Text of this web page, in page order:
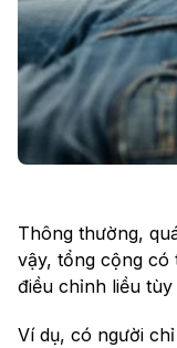
Thông thường,
vậy, tổng cộng có
điều chỉnh liều tùy
Ví dụ, có người